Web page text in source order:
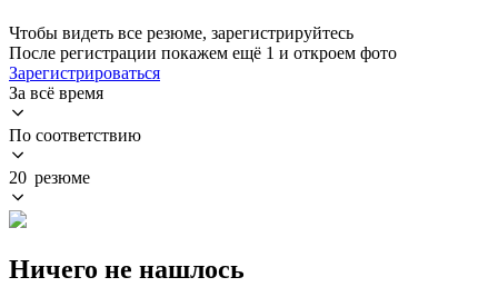
Чтобы видеть все резюме, зарегистрируйтесь
После регистрации покажем ещё 1 и откроем фото
Зарегистрироваться
За всё время
По соответствию
20 резюме
Ничего не нашлось